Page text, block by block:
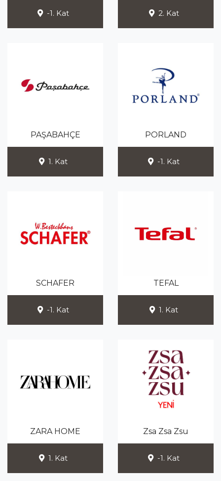
-1. Kat 2. Kat
PAŞABAHÇE
1. Kat
PORLAND
-1. Kat
SCHAFER
-1. Kat
TEFAL
1. Kat
ZARA HOME
1. Kat
Zsa Zsa Zsu
-1. Kat